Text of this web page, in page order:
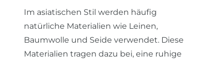
Im asiatischen Stil werden häufig
natürliche Materialien wie Leinen,
Baumwolle und Seide verwendet. Diese
Materialien tragen dazu bei, eine ruhige